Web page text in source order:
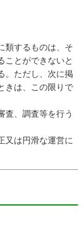
類するものは、そ
ことができないと
。ただし、次に掲
きは、この限りで
、調査等を行う
又は円滑な運営に